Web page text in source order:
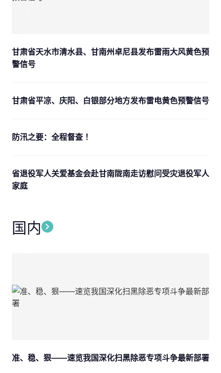
甘肃省天水市清水县、甘南州卓尼县发布雷雨大风黄色预
警信号
甘肃省平凉、庆阳、白银部分地方发布雷电黄色预警信号
防汛之要：全程督查 ！
省退役军人关爱基金会赴甘南陇南走访慰问受灾退役军人
家庭
国内
准、稳、狠——速览我国深化扫黑除恶专项斗争最新部署